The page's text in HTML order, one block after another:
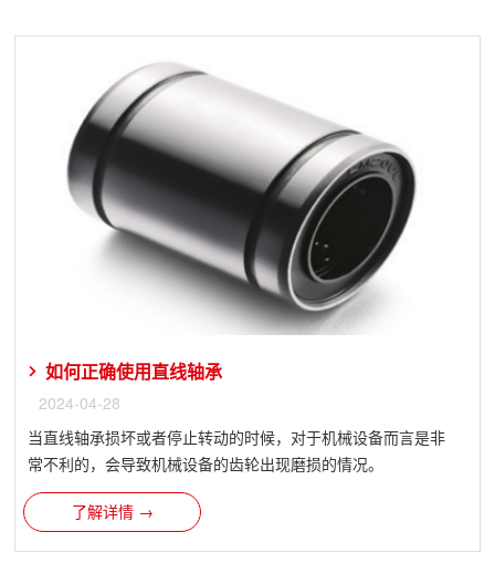
如何正确使用直线轴承
2024-04-28
当直线轴承损坏或者停止转动的时候，对于机械设备而言是非
常不利的，会导致机械设备的齿轮出现磨损的情况。
了解详情 →